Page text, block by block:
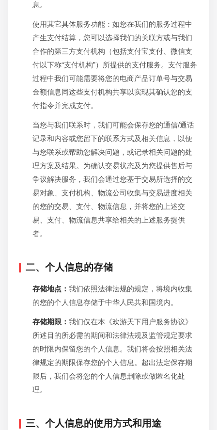
息。
使用其它具体服务功能：如您在我们的服务过程中
产生支付结算，您可以选择我们的关联方或与我们
合作的第三方支付机构（包括支付宝支付、微信支
付以下称“支付机构”）所提供的支付服务。支付服务
过程中我们可能需要将您的电商产品订单号与交易
金额信息同这些支付机构共享以实现其确认您的支
付指令并完成支付。
当您与我们联系时，我们可能会保存您的通信/通话
记录和内容或您留下的联系方式及相关信息，以便
与您联系或帮助您解决问题，或记录相关问题的处
理方案及结果。为确认交易状态及为您提供售后与
争议解决服务，我们会通过您基于交易所选择的交
易对象、支付机构、物流公司收集与交易进度相关
的您的交易、支付、物流信息，并将您的上述交
易、支付、物流信息共享给相关的上述服务提供
者。
二、个人信息的存储
存储地点： 我们依照法律法规的规定，将境内收集
的您的个人信息存储于中华人民共和国境内。
存储期限： 我们仅在本《欢游天下用户服务协议》
所述目的所必需的期间和法律法规及监管规定要求
的时限内保留您的个人信息。我们将会按照相关法
律规定的期限保存您的个人信息。超出法定保存期
限后，我们会将您的个人信息删除或做匿名化处
理。
三、个人信息的使用方式和用途